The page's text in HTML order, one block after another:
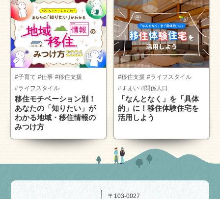
#子育て #仕事 #移住支援
#ライフスタイル
移住モチベーション別！
あなたの「知りたい」が
わかる地域・移住情報の
みつけ方
#移住支援 #ライフスタイル
#すまい #関係人口
「なんとなく」を「具体
的」に！移住体験住宅を
活用しよう
〒103-0027